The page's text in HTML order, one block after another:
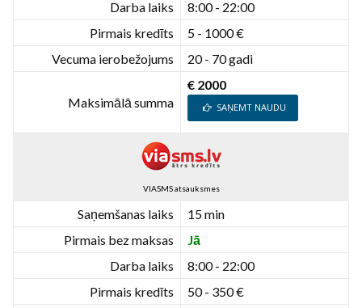
Darba laiks
8:00 - 22:00
Pirmais kredīts
5 - 1000 €
Vecuma ierobežojums
20 - 70 gadi
Maksimālā summa
€ 2000
SAŅEMT NAUDU
VIASMS atsauksmes
Saņemšanas laiks
15 min
Pirmais bez maksas
Jā
Darba laiks
8:00 - 22:00
Pirmais kredīts
50 - 350 €